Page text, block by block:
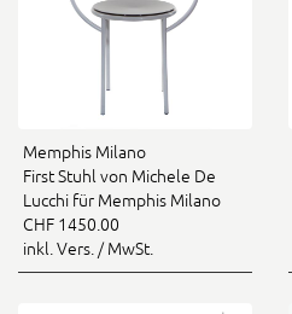
Memphis Milano
First Stuhl von Michele De
Lucchi für Memphis Milano
CHF 1450.00
inkl. Vers. / MwSt.